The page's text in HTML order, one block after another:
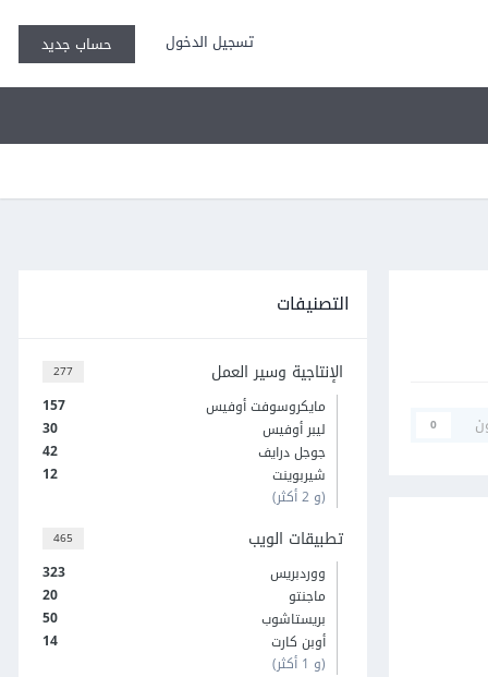
تسجيل الدخول حساب جديد
0
التصنيفات
277 الإنتاجية وسير العمل
157
مايكروسوفت أوفيس
30
ليبر أوفيس
42
جوجل درايف
12
شيربوينت
(و 2 أكثر)
465 تطبيقات الويب
323
ووردبريس
20
ماجنتو
50
بريستاشوب
14
أوبن كارت
(و 1 أكثر)